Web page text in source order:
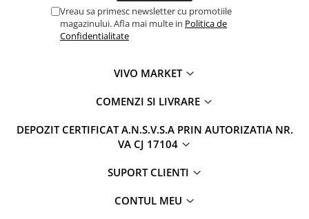
Vreau sa primesc newsletter cu promotiile
magazinului. Afla mai multe in Politica de
Confidentialitate
VIVO MARKET
COMENZI SI LIVRARE
DEPOZIT CERTIFICAT A.N.S.V.S.A PRIN AUTORIZATIA NR.
VA CJ 17104
SUPORT CLIENTI
CONTUL MEU